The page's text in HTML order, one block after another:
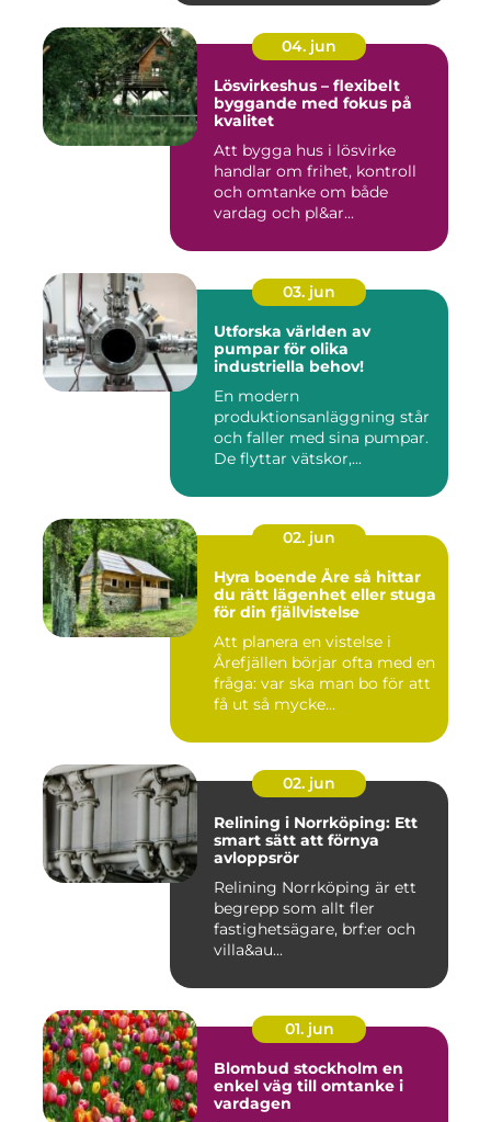
04. jun
Lösvirkeshus – flexibelt
byggande med fokus på
kvalitet
Att bygga hus i lösvirke
handlar om frihet, kontroll
och omtanke om både
vardag och pl&ar...
03. jun
Utforska världen av
pumpar för olika
industriella behov!
En modern
produktionsanläggning står
och faller med sina pumpar.
De flyttar vätskor,...
02. jun
Hyra boende Åre så hittar
du rätt lägenhet eller stuga
för din fjällvistelse
Att planera en vistelse i
Årefjällen börjar ofta med en
fråga: var ska man bo för att
få ut så mycke...
02. jun
Relining i Norrköping: Ett
smart sätt att förnya
avloppsrör
Relining Norrköping är ett
begrepp som allt fler
fastighetsägare, brf:er och
villa&au...
01. jun
Blombud stockholm en
enkel väg till omtanke i
vardagen